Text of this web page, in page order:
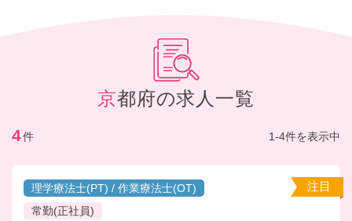
京都府の求人一覧
4件 1-4件を表示中
注目
理学療法士(PT) / 作業療法士(OT)
常勤(正社員)